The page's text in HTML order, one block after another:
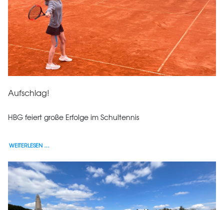
Aufschlag!
HBG feiert große Erfolge im Schultennis
WEITERLESEN …